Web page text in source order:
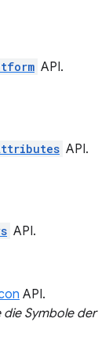
API.
API.
API.
API.
die Symbole der